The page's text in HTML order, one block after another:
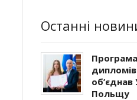
Останні
об’єднав
Польщу